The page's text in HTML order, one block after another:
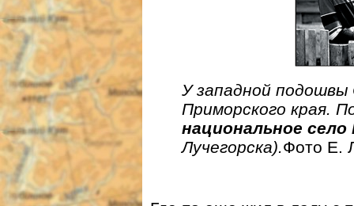
У западной
Приморского края.
национальное
Лучегорска).Фото Е.